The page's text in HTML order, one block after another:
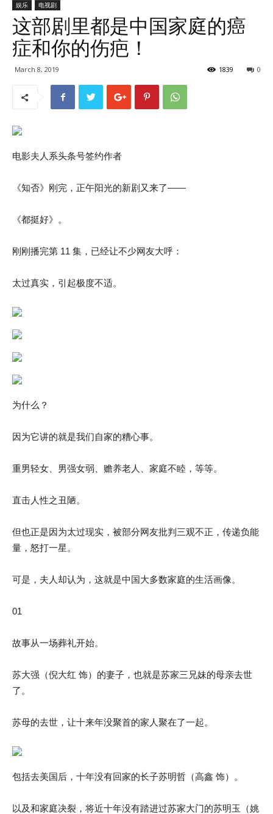
娱乐 电视剧
这部剧里都是中国家庭的癌
症和你的伤疤！
March 8, 2019 0
1839
电影夫人系头条号签约作者
《知否》刚完，正午阳光的新剧又来了——
《都挺好》。
刚刚播完第 11 集，已经让不少网友大呼：
太过真实，引起极度不适。
为什么？
因为它讲的就是我们自家的糟心事。
重男轻女、男强女弱、赡养老人、家庭不睦，等等。
直击人性之丑陋。
但也正是因为太过现实，被部分网友批判三观不正，传递负能
量，怒打一星。
可是，夫人却认为，这就是中国大多数家庭的生活画像。
01
故事从一场葬礼开始。
苏大强（倪大红 饰）的妻子，也就是苏家三兄妹的母亲去世
了。
苏母的去世，让十来年没聚首的家人聚在了一起。
包括去美国后，十年没有回家的长子苏明哲（高鑫 饰）。
以及和家庭决裂，将近十年没有踏进过苏家大门的苏明玉（姚